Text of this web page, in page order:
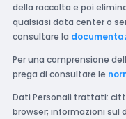
della raccolta e poi
qualsiasi data center o
consultare la
Per una comprensione
prega di consultare le
Dati Personali trattati:
browser; informazioni